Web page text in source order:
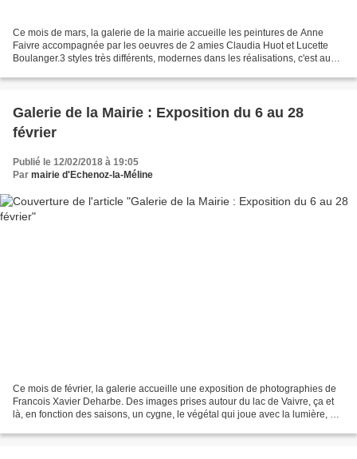
Ce mois de mars, la galerie de la mairie accueille les peintures de Anne
Faivre accompagnée par les oeuvres de 2 amies Claudia Huot et Lucette
Boulanger.3 styles très différents, modernes dans les réalisations, c'est aussi
Galerie de la Mairie : Exposition du 6 au 28
février
Publié le 12/02/2018 à 19:05
Par mairie d'Echenoz-la-Méline
Ce mois de février, la galerie accueille une exposition de photographies de
Francois Xavier Deharbe. Des images prises autour du lac de Vaivre, ça et
là, en fonction des saisons, un cygne, le végétal qui joue avec la lumière, un